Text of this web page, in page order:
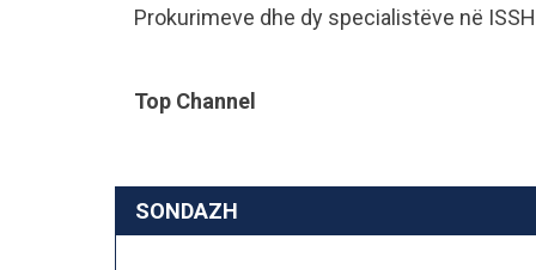
Prokurimeve dhe dy specialistëve në
Top Channel
SONDAZH